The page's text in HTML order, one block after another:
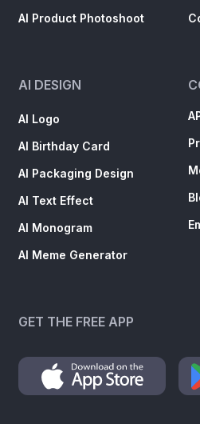
AI Product Photoshoot
AI DESIGN
AI Logo
AI Birthday Card
AI Packaging Design
AI Text Effect
AI Monogram
AI Meme Generator
GET THE FREE APP